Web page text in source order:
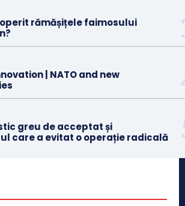
rămășițele faimosului
| NATO and new
greu de acceptat și
care a evitat o operație radicală